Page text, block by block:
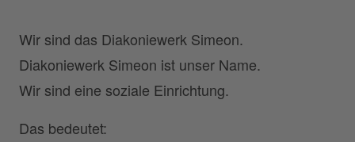
Wir sind das Diakoniewerk Simeon.
Diakoniewerk Simeon ist unser Name.
Wir sind eine soziale Einrichtung.
Das bedeutet: